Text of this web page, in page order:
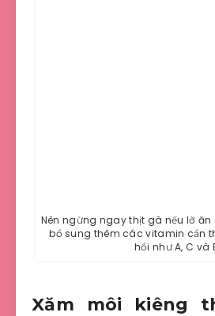
Nên ngừng ngay thịt gà nếu lỡ
bổ sung thêm các vitamin cần
hồi như A, C và
Xăm môi kiêng